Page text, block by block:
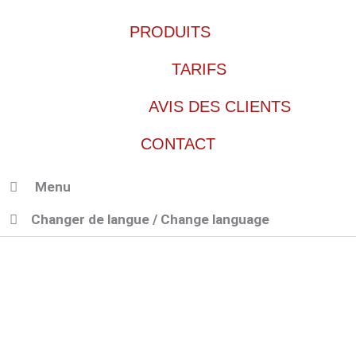
PRODUITS
TARIFS
AVIS DES CLIENTS
CONTACT
Menu
Changer de langue / Change language